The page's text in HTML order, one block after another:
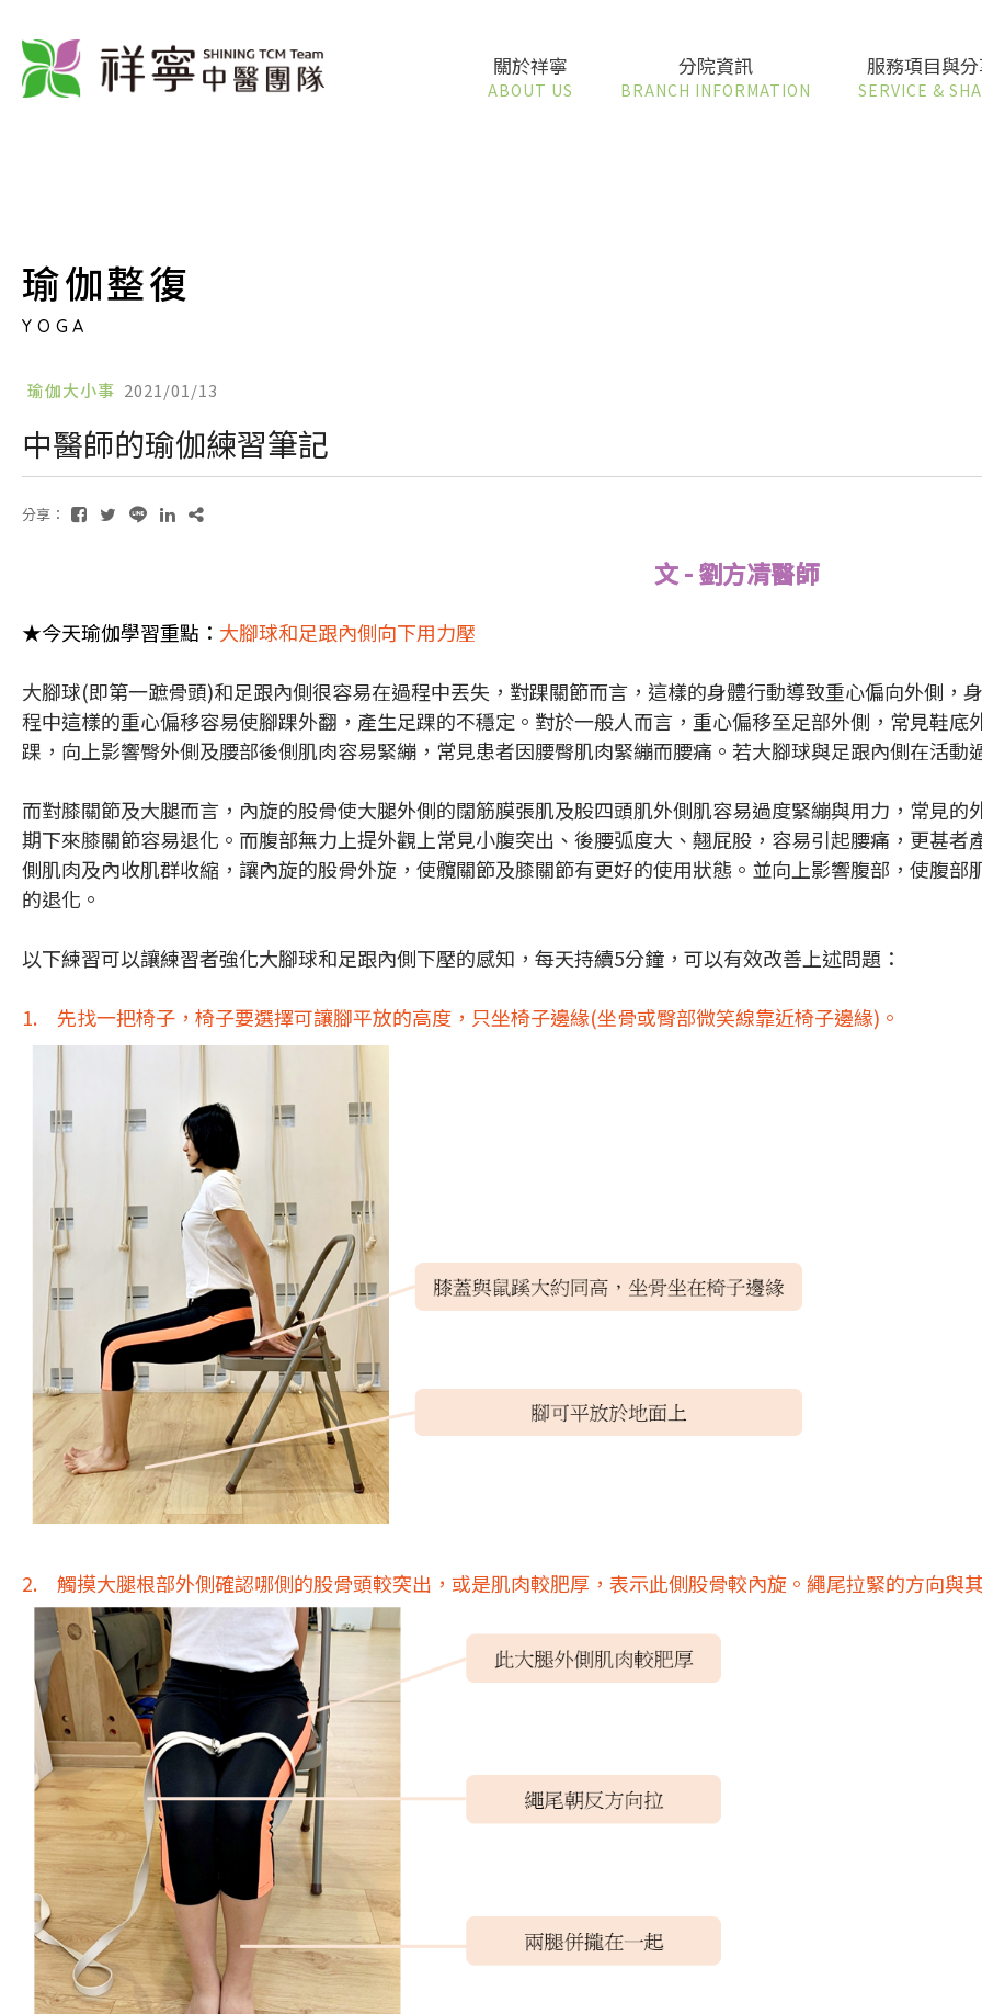
關於祥寧
ABOUT US
分院資訊
BRANCH INFORMATION
服務項目與
SERVICE &
瑜伽整復
YOGA
瑜伽大小事 2021/01/13
中醫師的瑜伽練習筆記
分享：
文 - 劉方凊醫師
★今天瑜伽學習重點： 大腳球和足跟內側向下用力壓
大腳球(即第一蹠骨頭)和足跟內側很容易在過程中丟失，對踝關節而言，這樣的身體行動導致重心偏向外側，
程中這樣的重心偏移容易使腳踝外翻，產生足踝的不穩定。對於一般人而言，重心偏移至足部外側，常見鞋
踝，向上影響臀外側及腰部後側肌肉容易緊繃，常見患者因腰臀肌肉緊繃而腰痛。若大腳球與足跟內側在活
而對膝關節及大腿而言，內旋的股骨使大腿外側的闊筋膜張肌及股四頭肌外側肌容易過度緊繃與用力，常見
期下來膝關節容易退化。而腹部無力上提外觀上常見小腹突出、後腰弧度大、翹屁股，容易引起腰痛，更甚
側肌肉及內收肌群收縮，讓內旋的股骨外旋，使髖關節及膝關節有更好的使用狀態。並向上影響腹部，使腹
的退化。
以下練習可以讓練習者強化大腳球和足跟內側下壓的感知，每天持續5分鐘，可以有效改善上述問題：
1. 先找一把椅子，椅子要選擇可讓腳平放的高度，只坐椅子邊緣(坐骨或臀部微笑線靠近椅子邊緣)。
2. 觸摸大腿根部外側確認哪側的股骨頭較突出，或是肌肉較肥厚，表示此側股骨較內旋。繩尾拉緊的方向與